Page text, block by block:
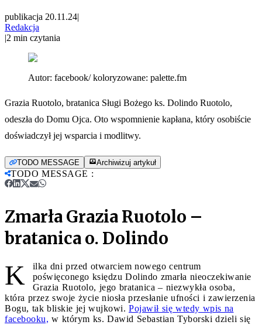
publikacja 20.11.24|
Redakcja
|2 min czytania
Autor: facebook/ koloryzowane: palette.fm
Grazia Ruotolo, bratanica Sługi Bożego ks. Dolindo Ruotolo,
odeszła do Domu Ojca. Oto wspomnienie kapłana, który osobiście
doświadczył jej wsparcia i modlitwy.
TODO MESSAGE Archiwizuj artykuł
TODO MESSAGE :
Zmarła Grazia Ruotolo –
bratanica o. Dolindo
K
ilka dni przed otwarciem nowego centrum
poświęconego księdzu Dolindo zmarła nieoczekiwanie
Grazia Ruotolo, jego bratanica – niezwykła osoba,
która przez swoje życie niosła przesłanie ufności i zawierzenia
Bogu, tak bliskie jej wujkowi. Pojawił się wtedy wpis na
facebooku, w którym ks. Dawid Sebastian Tyborski dzieli się